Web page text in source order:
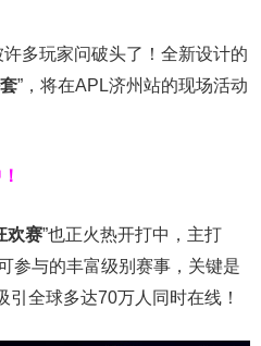
许多玩家问破头了！全新设计的
”，将在APL济州站的现场活动
欢赛”也正火热开打中，主打
参与的丰富级别赛事，关键是
引全球多达70万人同时在线！